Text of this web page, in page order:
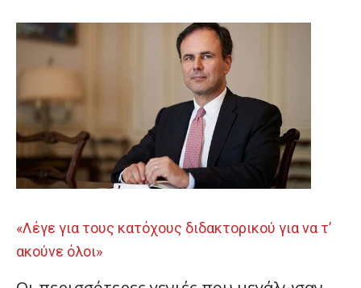
«Λέγε για τους κατόχους διδακτορικού για να τ’
ακούνε όλοι»